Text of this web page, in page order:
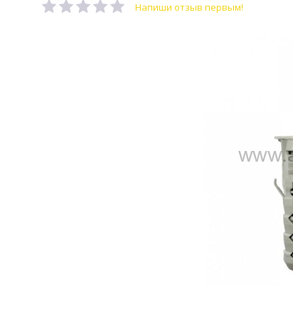
Напиши отзыв первым!